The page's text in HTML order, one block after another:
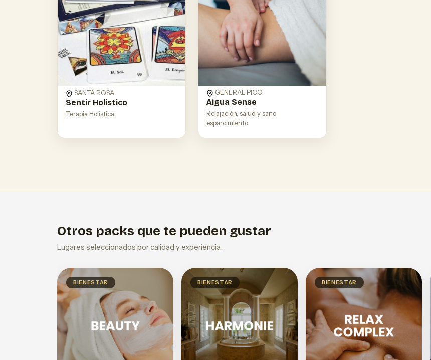
SANTA ROSA
Sentir Holistico
Terapia Holística.
GENERAL PICO
Aigua Sense
Relajación, salud y sano
esparcimiento.
Otros packs que te pueden gustar
Lugares seleccionados por calidad y experiencia.
BIENESTAR BIENESTAR BIENESTAR